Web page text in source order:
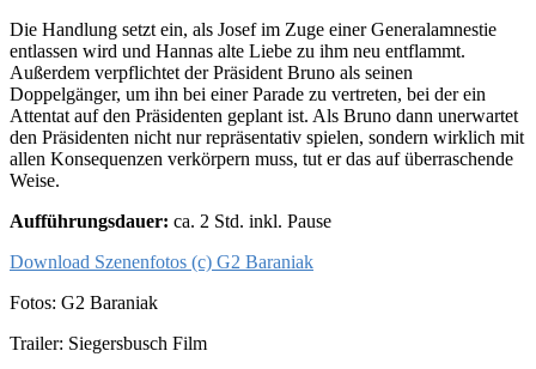
Die Handlung setzt ein, als Josef im Zuge einer Generalamnestie
entlassen wird und Hannas alte Liebe zu ihm neu entflammt.
Außerdem verpflichtet der Präsident Bruno als seinen
Doppelgänger, um ihn bei einer Parade zu vertreten, bei der ein
Attentat auf den Präsidenten geplant ist. Als Bruno dann unerwartet
den Präsidenten nicht nur repräsentativ spielen, sondern wirklich mit
allen Konsequenzen verkörpern muss, tut er das auf überraschende
Weise.
Aufführungsdauer: ca. 2 Std. inkl. Pause
Download Szenenfotos (c) G2 Baraniak
Fotos: G2 Baraniak
Trailer: Siegersbusch Film